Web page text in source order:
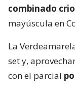
combinado
mayúscula en
La
set y,
con el parcial